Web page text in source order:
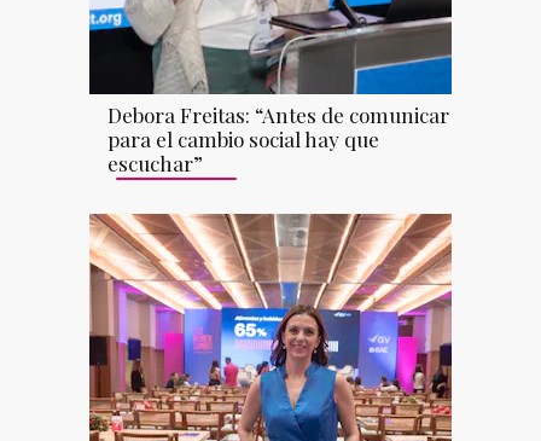
Debora Freitas: “Antes de comunicar
para el cambio social hay que
escuchar”